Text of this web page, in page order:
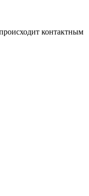
контактным